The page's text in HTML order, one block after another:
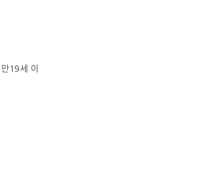
19세 이